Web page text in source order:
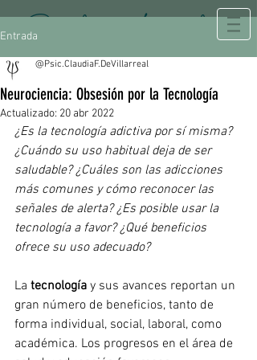
Psicología Integral
Entrada
Neurociencia: Obsesión por la Tecnología
@Psic.ClaudiaF.DeVillarreal
Actualizado: 20 abr 2022
¿Es la tecnología adictiva por sí misma?
¿Cuándo su uso habitual deja de ser
saludable? ¿Cuáles son las adicciones
más comunes y cómo reconocer las
señales de alerta? ¿Es posible usar la
tecnología a favor? ¿Qué beneficios
ofrece su uso adecuado?
La tecnología y sus avances reportan un
gran número de beneficios, tanto de
forma individual, social, laboral, como
académica. Los progresos en el área de